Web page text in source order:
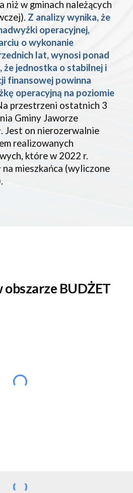
niż w gminach należących
Z analizy wynika, że
operacyjnej,
o wykonanie
lat, wynosi ponad
że jednostka o stabilnej i
finansowej powinna
operacyjną na poziomie
przestrzeni ostatnich 3
Gminy Jaworze
Jest on nierozerwalnie
realizowanych
które w 2022 r.
na mieszkańca (wyliczone
BUDŻET